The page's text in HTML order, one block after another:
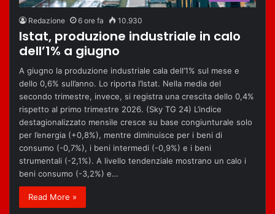
Redazione 6 ore fa 10.930
Istat, produzione industriale in calo
dell’1% a giugno
A giugno la produzione industriale cala dell’1% sul mese e
dello 0,6% sull’anno. Lo riporta l’Istat. Nella media del
secondo trimestre, invece, si registra una crescita dello 0,4%
rispetto al primo trimestre 2026. (Sky TG 24) L’indice
destagionalizzato mensile cresce su base congiunturale solo
per l’energia (+0,8%), mentre diminuisce per i beni di
consumo (-0,7%), i beni intermedi (-0,9%) e i beni
strumentali (-2,1%). A livello tendenziale mostrano un calo i
beni consumo (-3,2%) e…
Read More »